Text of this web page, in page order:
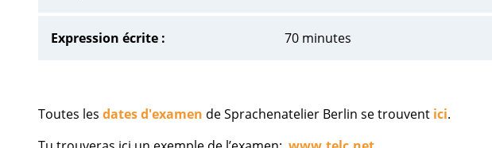
Expression écrite : 70 minutes
Toutes les dates d'examen de Sprachenatelier Berlin se trouvent ici.